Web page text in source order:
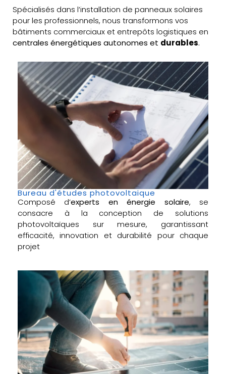
Spécialisés dans l’installation de panneaux solaires
pour les professionnels, nous transformons vos
bâtiments commerciaux et entrepôts logistiques en
centrales énergétiques autonomes et durables.
Bureau d'études photovoltaique
Composé d’experts en énergie solaire, se
consacre à la conception de solutions
photovoltaïques sur mesure, garantissant
efficacité, innovation et durabilité pour chaque
projet